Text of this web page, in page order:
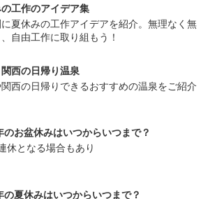
工作のアイデア集
夏休みの工作アイデアを紹介。無理なく無
自由工作に取り組もう！
西の日帰り温泉
西の日帰りできるおすすめの温泉をご紹介
のお盆休みはいつからいつまで？
休となる場合もあり
の夏休みはいつからいつまで？